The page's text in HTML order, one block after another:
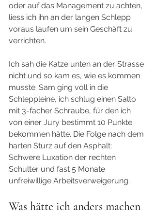
oder auf das Management zu achten,
liess ich ihn an der langen Schlepp
voraus laufen um sein Geschäft zu
verrichten.
Ich sah die Katze unten an der Strasse
nicht und so kam es, wie es kommen
musste. Sam ging voll in die
Schleppleine, ich schlug einen Salto
mit 3-facher Schraube, für den ich
von einer Jury bestimmt 10 Punkte
bekommen hätte. Die Folge nach dem
harten Sturz auf den Asphalt:
Schwere Luxation der rechten
Schulter und fast 5 Monate
unfreiwillige Arbeitsverweigerung.
Was hätte ich anders machen